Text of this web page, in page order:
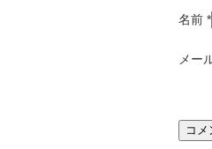
名前 *
メー